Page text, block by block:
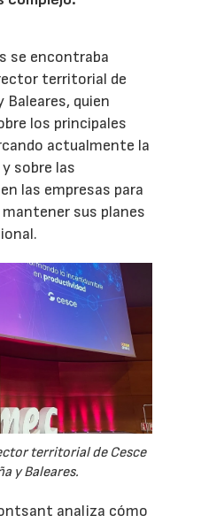
se encontraba
territorial de
Baleares, quien
los principales
actualmente la
sobre las
las empresas para
sus planes
territorial de Cesce
y Baleares.
analiza cómo